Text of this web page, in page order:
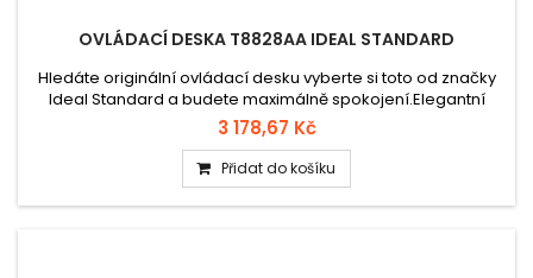
OVLÁDACÍ DESKA T8828AA IDEAL STANDARD
Hledáte originální ovládací desku vyberte si toto od značky
Ideal Standard a budete maximálně spokojení.Elegantní
ovládací deska T8828AA určená pro splachovací systémy
Ideal Standard. Vyrobena z kvalitního plastu s chromovou
povrchovou úpravou, která zaručuje moderní vzhled,
snadnou údržbu a dlouhou životnost.
3 178,67 Kč
Přidat do košíku